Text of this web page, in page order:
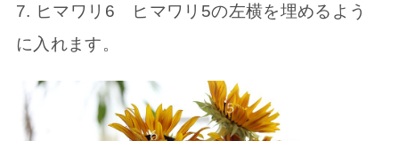
7. ヒマワリ6 ヒマワリ5の左横を埋めるよう
に入れます。